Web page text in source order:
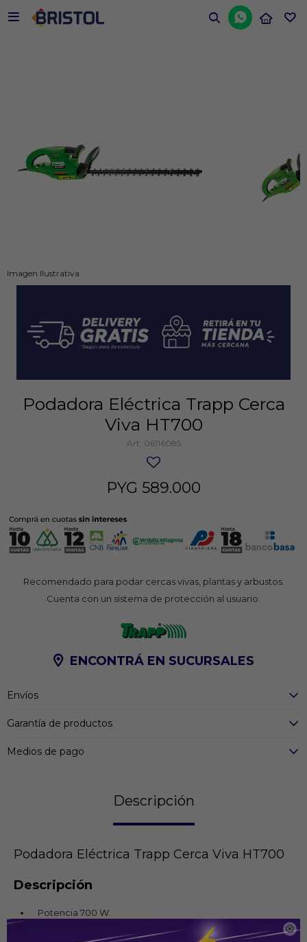



Imagen Ilustrativa
Podadora Eléctrica Trapp Cerca
Viva HT700
06116085
PYG 589.000
Recomendado para podar cercas vivas, plantas y arbustos.
Cuenta con un sistema de protección al usuario.
ENCONTRÁ EN SUCURSALES
Envíos
Garantía de productos
Medios de pago
Descripción
Podadora Eléctrica Trapp Cerca Viva HT700
Descripción
Potencia 700 W.